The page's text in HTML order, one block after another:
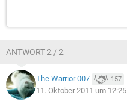
ANTWORT 2 / 2
The Warrior 007 157
11. Oktober 2011 um 12:25